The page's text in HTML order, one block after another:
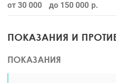
от 30 000 до 150 000
ПОКАЗАНИЯ И
ПОКАЗАНИЯ